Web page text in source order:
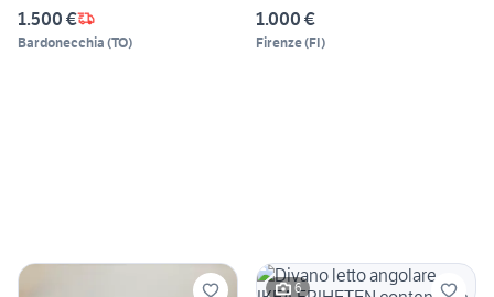
1.500 €
Bardonecchia (TO)
1.000 €
Firenze(FI)
6